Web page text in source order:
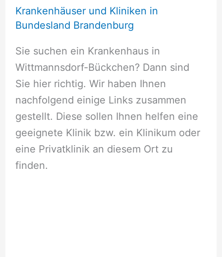
Krankenhäuser und Kliniken in
Bundesland Brandenburg
Sie suchen ein Krankenhaus in
Wittmannsdorf-Bückchen? Dann sind
Sie hier richtig. Wir haben Ihnen
nachfolgend einige Links zusammen
gestellt. Diese sollen Ihnen helfen eine
geeignete Klinik bzw. ein Klinikum oder
eine Privatklinik an diesem Ort zu
finden.